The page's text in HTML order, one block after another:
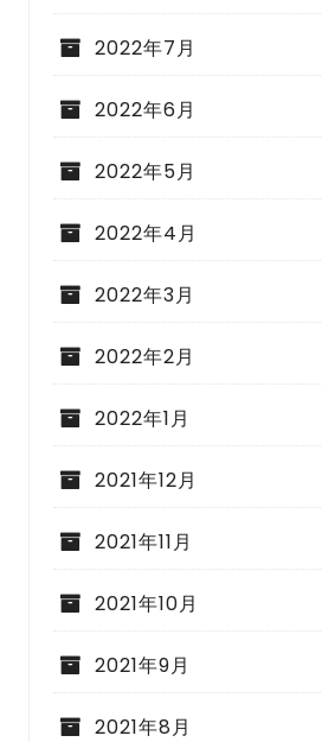
2022年7月
2022年6月
2022年5月
2022年4月
2022年3月
2022年2月
2022年1月
2021年12月
2021年11月
2021年10月
2021年9月
2021年8月